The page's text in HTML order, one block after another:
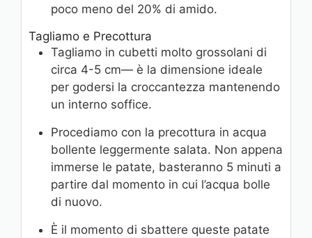
poco meno del 20% di amido.
Tagliamo e Precottura
Tagliamo in cubetti molto grossolani di
circa 4-5 cm— è la dimensione ideale
per godersi la croccantezza mantenendo
un interno soffice.
Procediamo con la precottura in acqua
bollente leggermente salata. Non appena
immerse le patate, basteranno 5 minuti a
partire dal momento in cui l’acqua bolle
di nuovo.
È il momento di sbattere queste patate